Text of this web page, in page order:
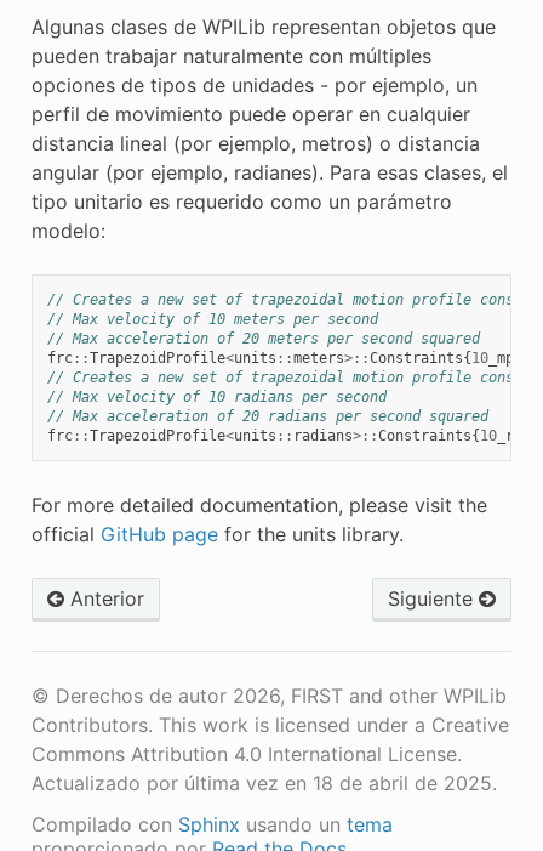
Algunas clases de WPILib representan objetos que
pueden trabajar naturalmente con múltiples
opciones de tipos de unidades - por ejemplo, un
perfil de movimiento puede operar en cualquier
distancia lineal (por ejemplo, metros) o distancia
angular (por ejemplo, radianes). Para esas clases, el
tipo unitario es requerido como un parámetro
modelo:
// Creates a new set of trapezoidal motion profile
// Max velocity of 10 meters per second
// Max acceleration of 20 meters per second squared
frc::TrapezoidProfile<units ::meters>::Constraints{10_mps
// Creates a new set of trapezoidal motion profile
// Max velocity of 10 radians per second
// Max acceleration of 20 radians per second squared
frc::TrapezoidProfile<units :: radians>::Constraints{10
For more detailed documentation, please visit the
official GitHub pagefor the units library.
Anterior Siguiente
© Derechos de autor 2026, FIRST and other WPILib
Contributors. This work is licensed under a Creative
Commons Attribution 4.0 International License.
Actualizado por última vez en 18 de abril de 2025.
Compilado con Sphinx usando un tema